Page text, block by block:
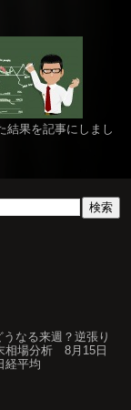
結果を記事にしまし
なる来週？逆張り
相場分析 8月15日
平均